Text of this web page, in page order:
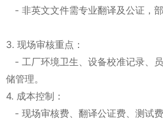
- 非英文文件需专业翻译及公证，部
3. 现场审核重点：
- 工厂环境卫生、设备校准记录、
储管理。
4. 成本控制：
- 现场审核费、翻译公证费、测试